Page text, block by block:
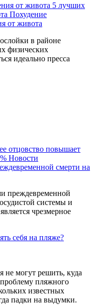
5 лучших
Похудение
от живота
в районе
физических
идеально пресса
отцовство повышает
Новости
смерти на
преждевременной
системы и
чрезмерное
себя на пляже?
не могут решить, куда
пляжного
известных
падки на выдумки.